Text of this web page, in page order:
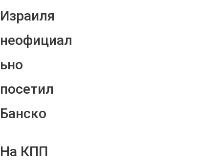
Израиля
неофициал
ьно
посетил
Банско
На КПП